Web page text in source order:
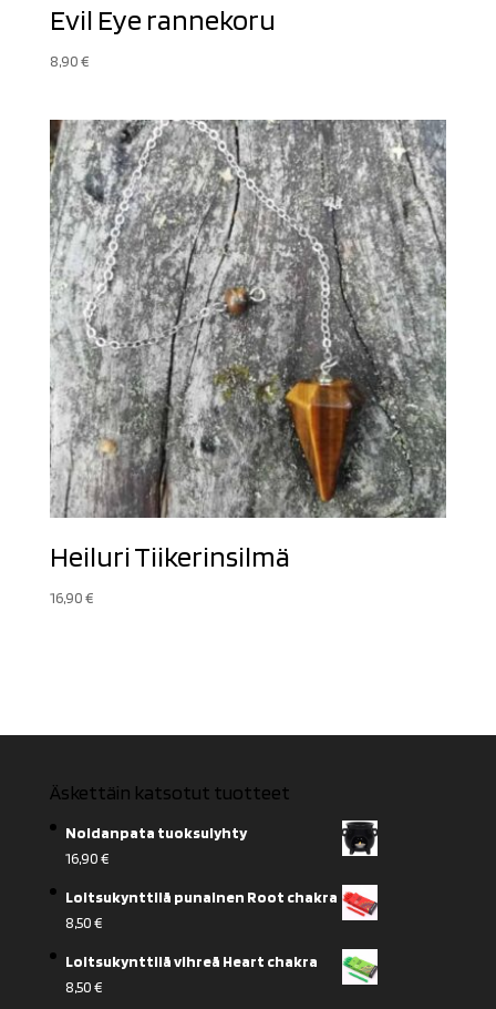
Evil Eye rannekoru
8,90€
Heiluri Tiikerinsilmä
16,90€
Äskettäin katsotut tuotteet
Noidanpata tuoksulyhty
16,90€
Loitsukynttilä punainen Root chakra
8,50€
Loitsukynttilä vihreä Heart chakra
8,50€